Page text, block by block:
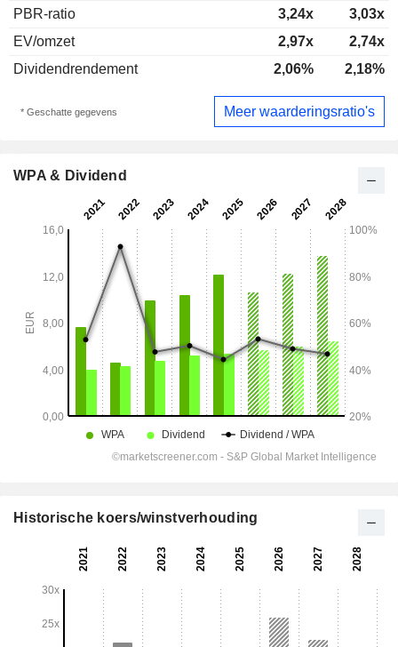
PBR-ratio 3,24x
3,03x
EV/omzet
2,97x
2,74x
Dividendrendement
2,06% 2,18%
* Geschatte gegevens Meer waarderingsratio's
WPA & Dividend
Historische koers/winstverhouding